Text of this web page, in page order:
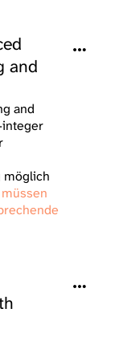
and
and
möglich